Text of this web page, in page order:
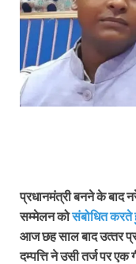
प्रधानमंत्री बनने के बाद
सम्‍मेलन कोसंबोधित करते
आज छह साल बाद उत्‍तर
दम्‍पत्ति ने उसी तर्ज पर